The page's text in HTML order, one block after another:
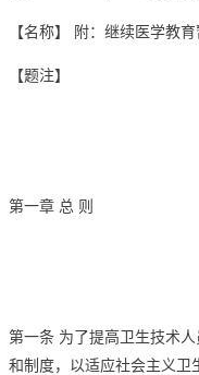
【名称】 附：继续医学教
【题注】
第一章 总 则
第一条 为了提高卫生技术
和制度，以适应社会主义卫